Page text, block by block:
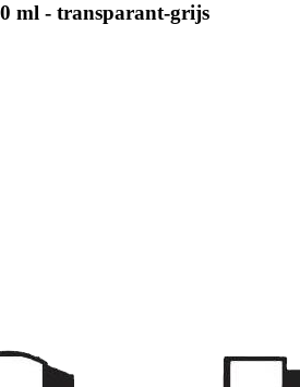
ml - transparant-grijs